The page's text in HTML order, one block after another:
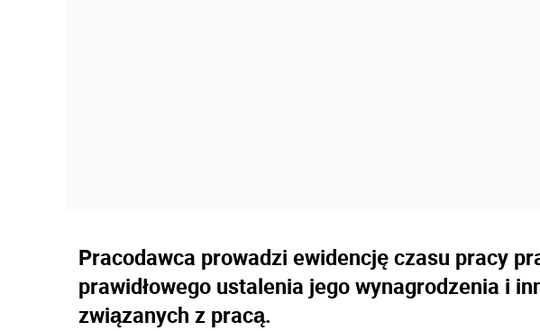
Pracodawca prowadzi ewidencję czasu pracy
prawidłowego ustalenia jego wynagrodzenia i
związanych z pracą.